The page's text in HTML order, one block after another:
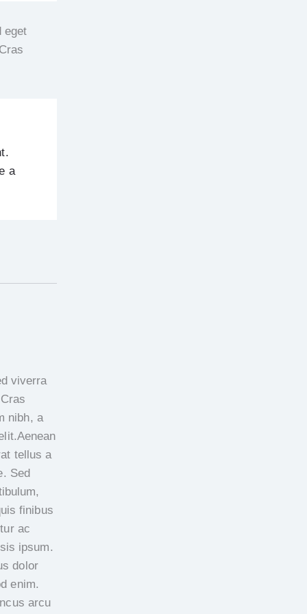
eget
a
viverra
nibh, a
Aenean
tellus a
Sed
finibus
ac
ipsum.
dolor
enim.
arcu